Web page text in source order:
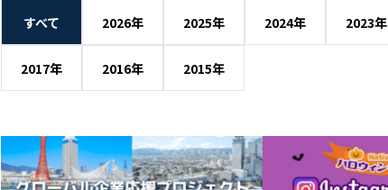
すべて 2026年 2025年 2024年 2023年
2017年 2016年 2015年